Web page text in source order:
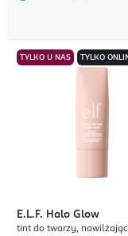
TYLKO U NAS TYLKO
E.L.F. Halo Glow
tint do twarzy,